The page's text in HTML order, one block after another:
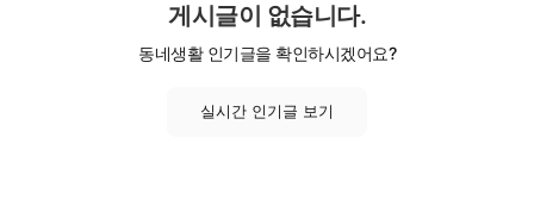
게시글이 없습니다.
동네생활 인기글을 확인하시겠어요?
실시간 인기글 보기